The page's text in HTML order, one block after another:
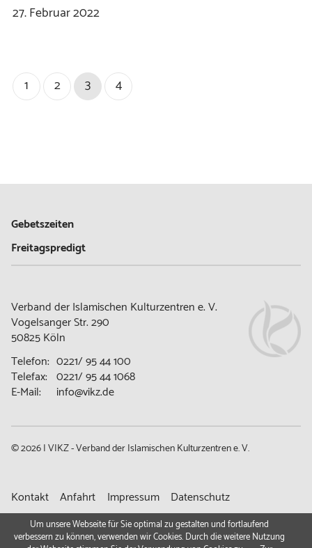
27.Februar2022
1 2 3 4
Gebetszeiten
Freitagspredigt
Verband der Islamischen Kulturzentren e. V.
Vogelsanger Str. 290
50825 Köln
Telefon: 0221/ 95 44 100
Telefax: 0221/ 95 44 1068
E-Mail:
info@vikz.de
© 2026 | VIKZ - Verband der Islamischen Kulturzentren e. V.
Navigation
überspringen
Kontakt Anfahrt Impressum
Datenschutz
Gemeindeportal
Um unsere Webseite für Sie optimal zu gestalten und fortlaufend
verbessern zu können, verwenden wir Cookies. Durch die weitere Nutzung